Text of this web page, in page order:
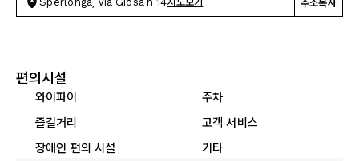
주소복사
편의시설
와이파이
주차
즐길거리
고객 서비스
장애인 편의 시설
기타